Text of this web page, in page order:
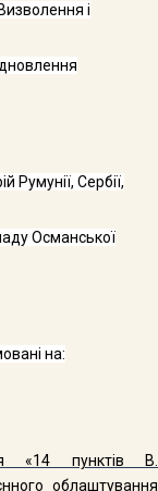
Визволення і
Румунії, Сербії,
Осман­ської
на:
«14 пунктів В.
облаштування